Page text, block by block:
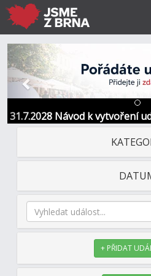
31.7.2028 Návod k vytvoření
kontakt
Předchozí
+ PŘIDAT